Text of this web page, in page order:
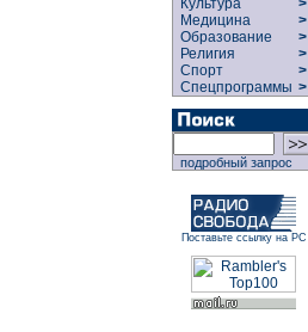
Культура
>
Медицина
>
Образование
>
Религия
>
Спорт
>
Спецпрограммы >
подробный запрос
Поставьте ссылку на РС